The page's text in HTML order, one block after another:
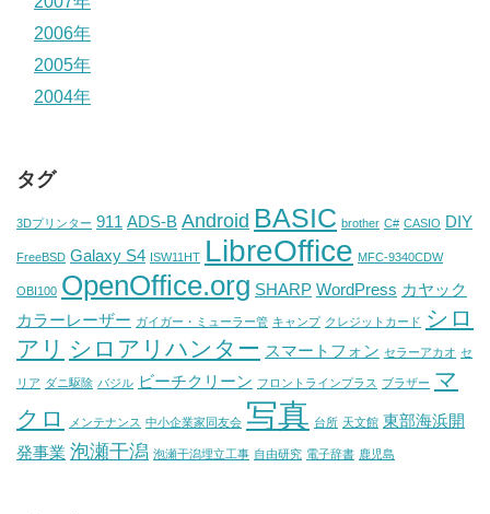
2006年
2005年
2004年
タグ
3Dプリンター 911 ADS-B Android BASIC brother C# CASIO DIY
FreeBSD Galaxy S4 ISW11HT LibreOffice MFC-9340CDW
OBI100 OpenOffice.org SHARP WordPress カヤック
カラーレーザー ガイガー・ミューラー管 キャンプ クレジットカード シロ
アリ シロアリハンター スマートフォン セラーアカオ セ
リア ダニ駆除 バジル ビーチクリーン フロントラインプラス ブラザー マ
クロ
メンテナンス 中小企業家同友会 写真 台所 天文館 東部海浜開
発事業 泡瀬干潟 泡瀬干潟埋立工事 自由研究 電子辞書 鹿児島